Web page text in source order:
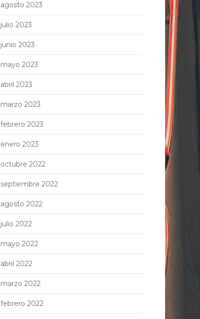
agosto 2023
julio 2023
junio 2023
mayo 2023
abril 2023
marzo 2023
febrero 2023
enero 2023
octubre 2022
septiembre 2022
agosto 2022
julio 2022
mayo 2022
abril 2022
marzo 2022
febrero 2022